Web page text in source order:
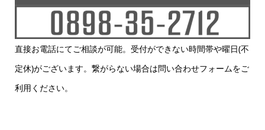
直接お電話にてご相談が可能。受付ができない時間帯や曜日(不
定休)がございます。繋がらない場合は問い合わせフォームをご
利用ください。